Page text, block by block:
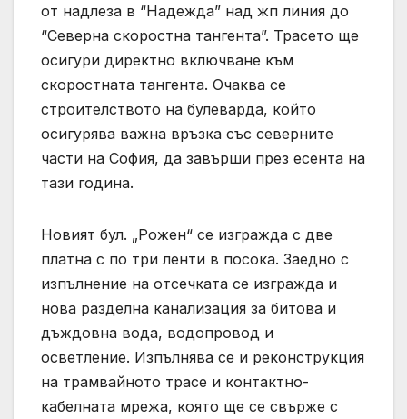
от надлеза в “Надежда” над жп линия до
“Северна скоростна тангента”. Трасето ще
осигури директно включване към
скоростната тангента. Очаква се
строителството на булеварда, който
осигурява важна връзка със северните
части на София, да завърши през есента на
тази година.
Новият бул. „Рожен“ се изгражда с две
платна с по три ленти в посока. Заедно с
изпълнение на отсечката се изгражда и
нова разделна канализация за битова и
дъждовна вода, водопровод и
осветление. Изпълнява се и реконструкция
на трамвайното трасе и контактно-
кабелната мрежа, която ще се свърже с